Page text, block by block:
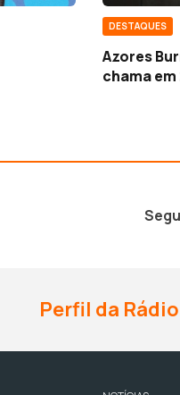
DESTAQUES
Azores
chama em
Perfil da Rádio